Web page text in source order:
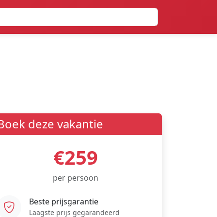
deze vakantie
€259
per persoon
Beste prijsgarantie
Laagste prijs gegarandeerd